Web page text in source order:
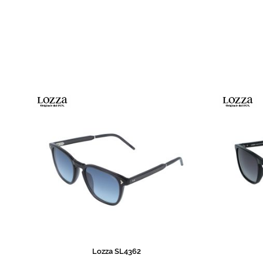
Lozza SL4362